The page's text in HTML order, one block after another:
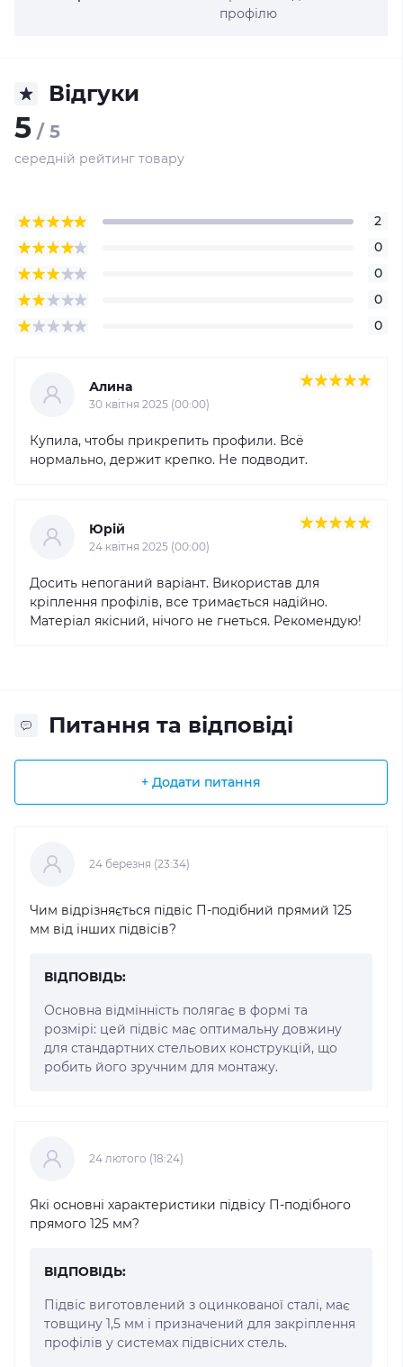
профілю
Відгуки
5 / 5
середній рейтинг товару
2
0
0
0
0
Алина
30 квітня 2025 (00:00)
Купила, чтобы прикрепить профили. Всё
нормально, держит крепко. Не подводит.
Юрій
24 квітня 2025 (00:00)
Досить непоганий варіант. Використав для
кріплення профілів, все тримається надійно.
Матеріал якісний, нічого не гнеться. Рекомендую!
Питання та відповіді
+ Додати питання
24 березня (23:34)
Чим відрізняється підвіс П-подібний прямий 125
мм від інших підвісів?
ВІДПОВІДЬ:
Основна відмінність полягає в формі та
розмірі: цей підвіс має оптимальну довжину
для стандартних стельових конструкцій, що
робить його зручним для монтажу.
24 лютого (18:24)
Які основні характеристики підвісу П-подібного
прямого 125 мм?
ВІДПОВІДЬ:
Підвіс виготовлений з оцинкованої сталі, має
товщину 1,5 мм і призначений для закріплення
профілів у системах підвісних стель.